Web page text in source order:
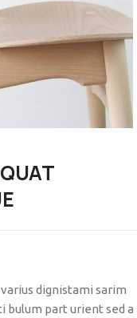
dignistami sarim
bulum part urient sed a